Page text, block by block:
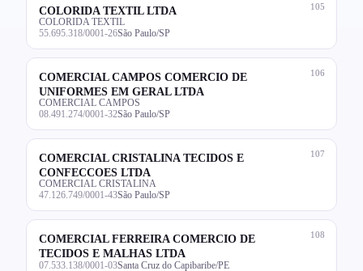
105
COLORIDA TEXTIL LTDA
COLORIDA TEXTIL
55.695.318/0001-26São Paulo/SP
106
COMERCIAL CAMPOS COMERCIO DE
UNIFORMES EM GERAL LTDA
COMERCIAL CAMPOS
08.491.274/0001-32São Paulo/SP
107
COMERCIAL CRISTALINA TECIDOS E
CONFECCOES LTDA
COMERCIAL CRISTALINA
47.126.749/0001-43São Paulo/SP
108
COMERCIAL FERREIRA COMERCIO DE
TECIDOS E MALHAS LTDA
07.533.138/0001-03Santa Cruz do Capibaribe/PE